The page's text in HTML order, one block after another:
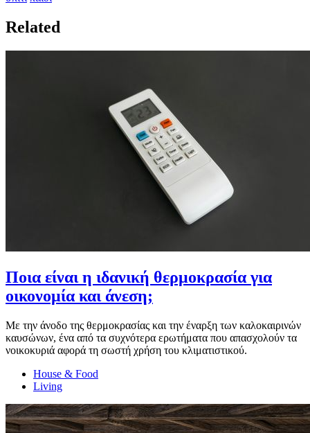
Related
Ποια είναι η ιδανική θερμοκρασία για
οικονομία και άνεση;
Με την άνοδο της θερμοκρασίας και την έναρξη των καλοκαιρινών
καυσώνων, ένα από τα συχνότερα ερωτήματα που απασχολούν τα
νοικοκυριά αφορά τη σωστή χρήση του κλιματιστικού.
House & Food
Living